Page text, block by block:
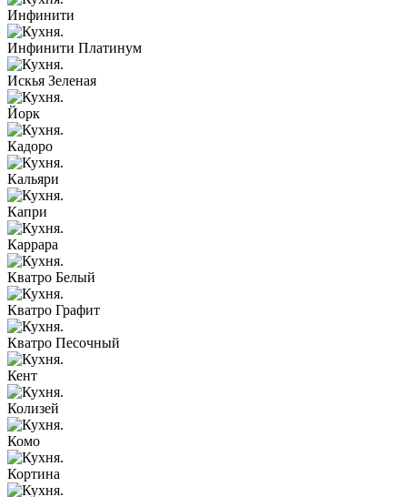
Инфинити
Инфинити Платинум
Искья Зеленая
Йорк
Кадоро
Кальяри
Капри
Каррара
Кватро Белый
Кватро Графит
Кватро Песочный
Кент
Колизей
Комо
Кортина